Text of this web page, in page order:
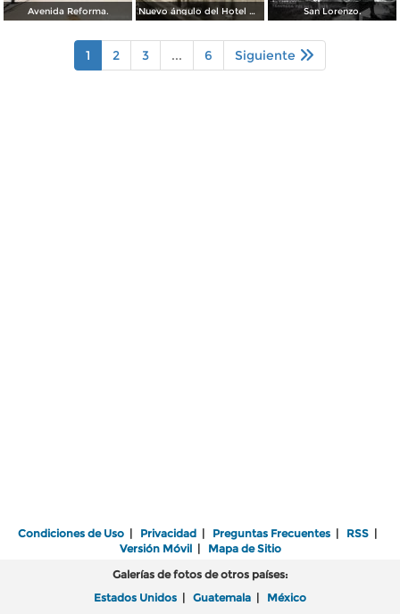
Avenida Reforma. Nuevo ángulo del Hotel Garci Crespo San Lorenzo.
1 2 3 ... 6 Siguiente
Condiciones de Uso | Privacidad | Preguntas Frecuentes | RSS |
Versión Móvil| Mapa de Sitio
Galerías de fotos de otros países:
Estados Unidos | Guatemala | México